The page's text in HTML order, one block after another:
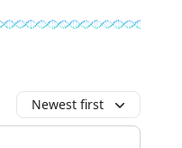
Newest first